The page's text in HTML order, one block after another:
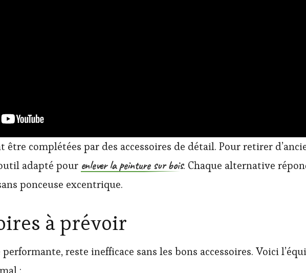
être complétées par des accessoires de détail. Pour retirer
adapté pour enlever la peinture sur bois. Chaque alternative
ponceuse excentrique.
à prévoir
performante, reste inefficace sans les bons accessoires. Voici